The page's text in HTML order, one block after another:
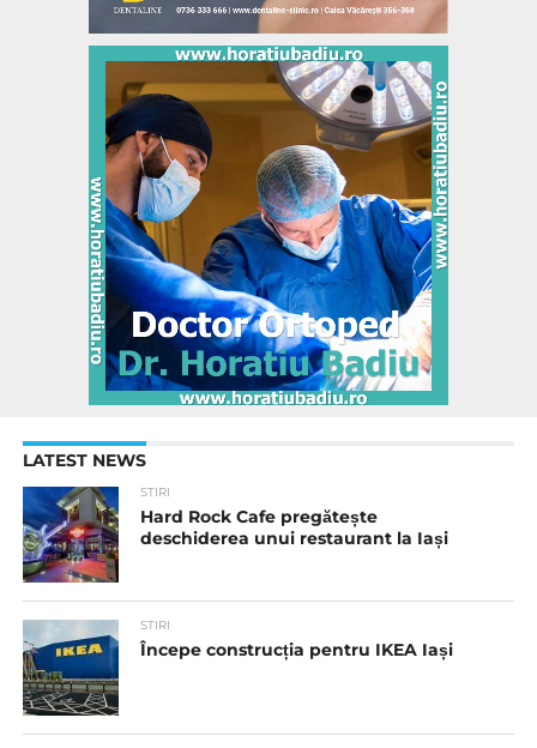
LATEST NEWS
STIRI
Hard Rock Cafe pregătește
deschiderea unui restaurant la Iași
STIRI
Începe construcția pentru IKEA Iași